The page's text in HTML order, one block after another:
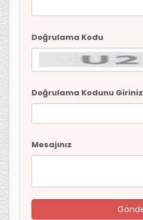
Doğrulama Kodu
Doğrulama Kodunu Giriniz
Mesajınız